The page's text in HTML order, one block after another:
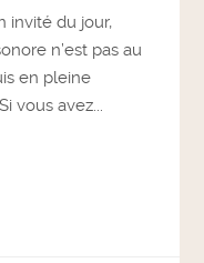
invité du jour,
n’est pas au
en pleine
vous avez...